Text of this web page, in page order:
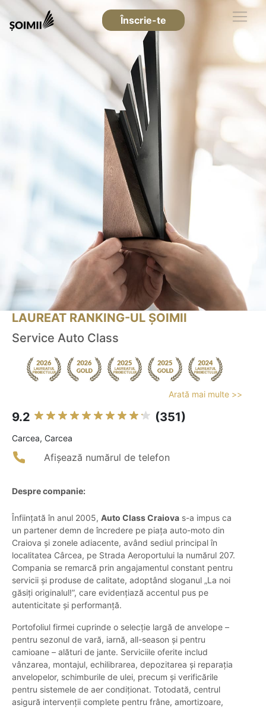
Înscrie-te
LAUREAT RANKING-UL ȘOIMII
Service Auto Class
Arată mai multe >>
9.2 (351)
Carcea, Carcea
Afișează numărul de telefon
Despre companie:
Înființată în anul 2005, Auto Class Craiova s-a impus ca
un partener demn de încredere pe piața auto-moto din
Craiova și zonele adiacente, având sediul principal în
localitatea Cârcea, pe Strada Aeroportului la numărul 207.
Compania se remarcă prin angajamentul constant pentru
servicii și produse de calitate, adoptând sloganul „La noi
găsiți originalul!”, care evidențiază accentul pus pe
autenticitate și performanță.
Portofoliul firmei cuprinde o selecție largă de anvelope –
pentru sezonul de vară, iarnă, all-season și pentru
camioane – alături de jante. Serviciile oferite includ
vânzarea, montajul, echilibrarea, depozitarea și reparația
anvelopelor, schimburile de ulei, precum și verificările
pentru sistemele de aer condiționat. Totodată, centrul
asigură intervenții complete pentru frâne, amortizoare,